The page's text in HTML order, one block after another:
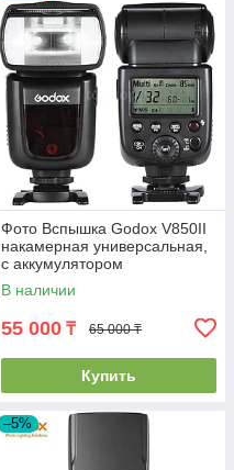
Фото Вспышка Godox V850II
накамерная универсальная,
с аккумулятором
В наличии
55 000 ₸ 65 000 ₸
Купить
–5%